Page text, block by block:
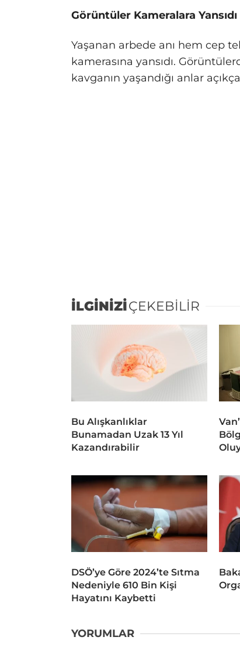
Görüntüler Kameralara Yansıdı
Yaşanan arbede anı hem cep
kamerasına yansıdı.
kavganın yaşandığı anlar
İLGİNİZİÇEKEBİLİR
Bu Alışkanlıklar
Bunamadan Uzak 13 Yıl
Kazandırabilir
DSÖ’ye Göre 2024’te Sıtma
Nedeniyle 610 Bin Kişi
Hayatını Kaybetti
YORUMLAR